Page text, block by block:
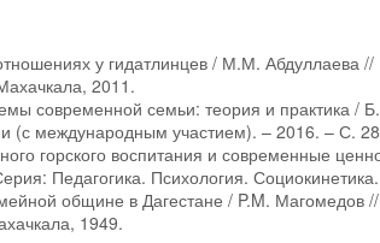
у гидатлинцев / М.М. Абдуллаева //
2011.
современной семьи: теория и практика /
(с международным участием). – 2016. – С.
горского воспитания и современные
Педагогика. Психология.
общине в Дагестане / P.M. Магомедов
1949.